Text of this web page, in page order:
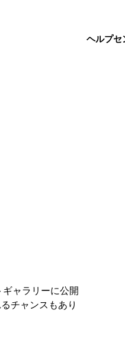
ヘルプセ
ャラリーに公開
チャンスもあり